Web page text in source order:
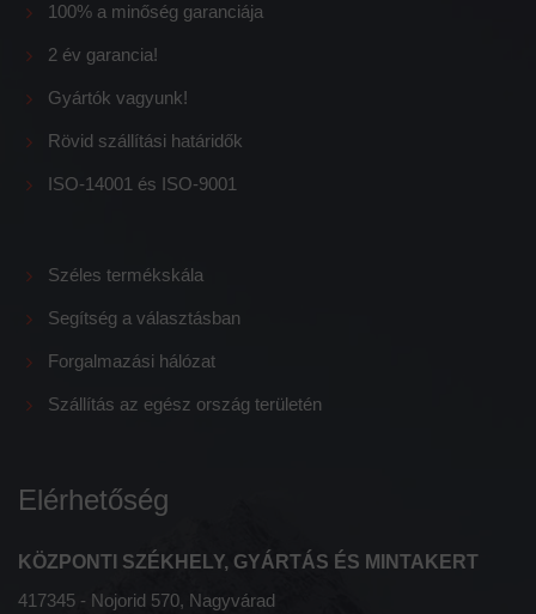
100% a minőség garanciája
2 év garancia!
Gyártók vagyunk!
Rövid szállítási határidők
ISO-14001 és ISO-9001
Széles termékskála
Segítség a választásban
Forgalmazási hálózat
Szállítás az egész ország területén
Elérhetőség
KÖZPONTI SZÉKHELY, GYÁRTÁS ÉS MINTAKERT
417345 - Nojorid 570, Nagyvárad